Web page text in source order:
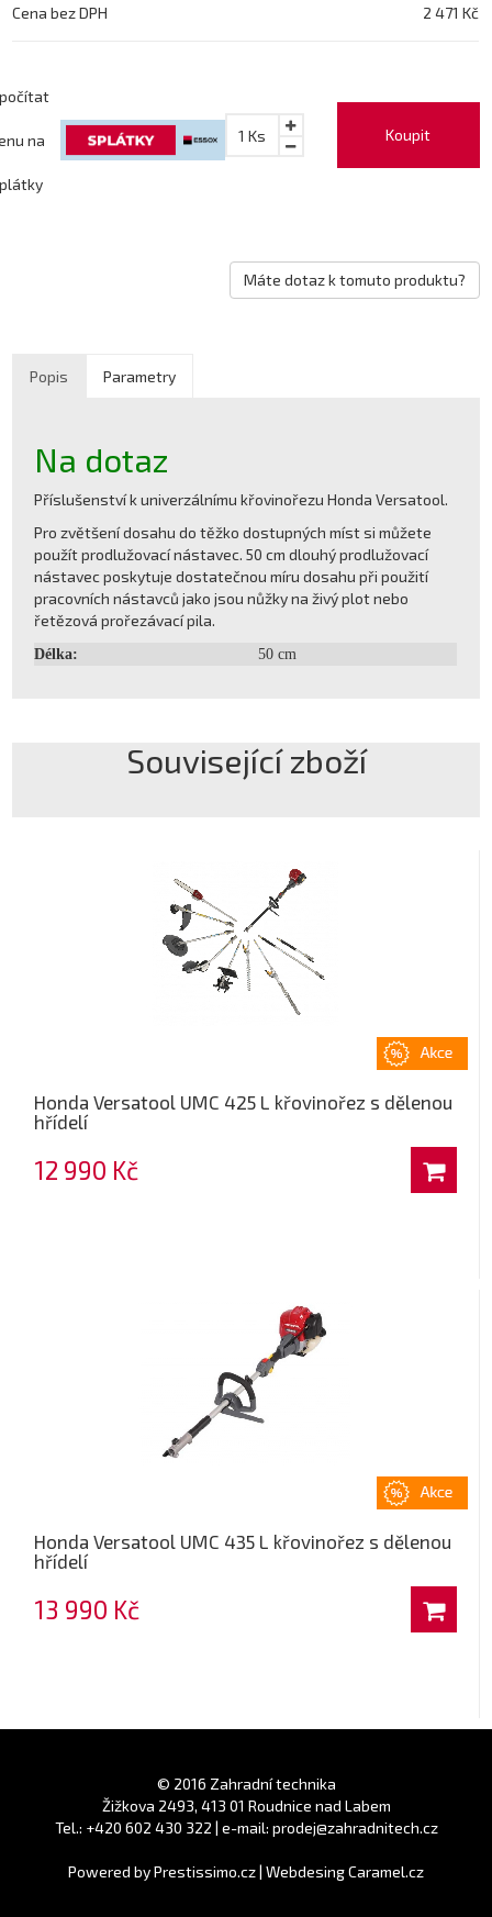
Cena bez DPH 2 471 Kč
Koupit
1 Ks
na
Máte dotaz k tomuto produktu?
Popis Parametry
Na dotaz
Příslušenství k univerzálnímu křovinořezu Honda Versatool.
Pro zvětšení dosahu do těžko dostupných míst si můžete
použít prodlužovací nástavec. 50 cm dlouhý prodlužovací
nástavec poskytuje dostatečnou míru dosahu při použití
pracovních nástavců jako jsou nůžky na živý plot nebo
řetězová prořezávací pila.
Délka: 50 cm
Související zboží
Honda Versatool UMC 425 L křovinořez s dělenou
hřídelí
12 990 Kč
Honda Versatool UMC 435 L křovinořez s dělenou
hřídelí
13 990 Kč
© 2016 Zahradní technika
Žižkova 2493, 413 01 Roudnice nad Labem
Tel.: +420 602 430 322 | e-mail: prodej@zahradnitech.cz
Powered byPrestissimo.cz| Webdesing Caramel.cz